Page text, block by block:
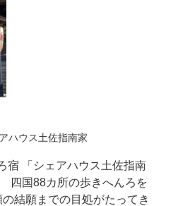
ハウス土佐指南家
宿 「シェアハウス土佐指南
国88カ所の歩きへんろを
結願までの目処がたってき